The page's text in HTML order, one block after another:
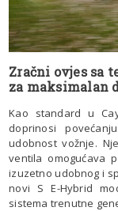
Zračni ovjes sa
za maksimalan
Kao standard u
doprinosi
udobnost vožnje.
ventila omogućava
izuzetno udobnog i
novi S E-Hybrid
sistema trenutne